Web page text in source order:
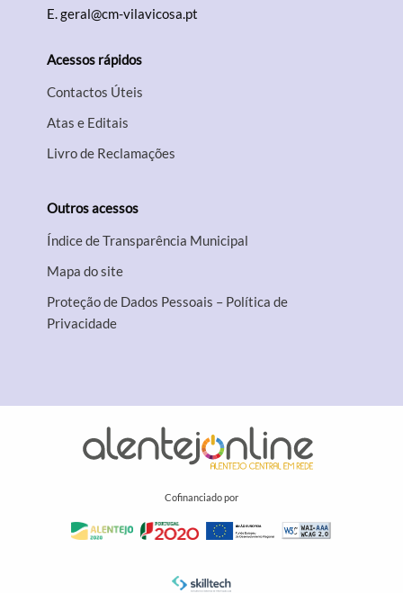
E.geral@cm-vilavicosa.pt
Acessos rápidos
Contactos Úteis
Atas e Editais
Livro de Reclamações
Outros acessos
Índice de Transparência Municipal
Mapa do site
Proteção de Dados Pessoais – Política de
Privacidade
Cofinanciado por